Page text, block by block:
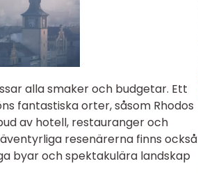
alla smaker och budgetar. Ett
fantastiska orter, såsom Rhodos
av hotell, restauranger och
resenärerna finns också
byar och spektakulära landskap